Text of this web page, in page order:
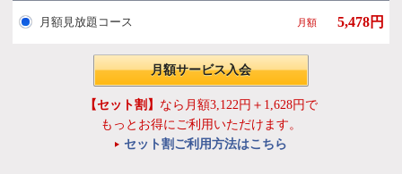
月額見放題コース 月額 5,478円
月額サービス入会
【セット割】 なら月額3,122円＋1,628円で
もっとお得にご利用いただけます。
セット割ご利用方法はこちら